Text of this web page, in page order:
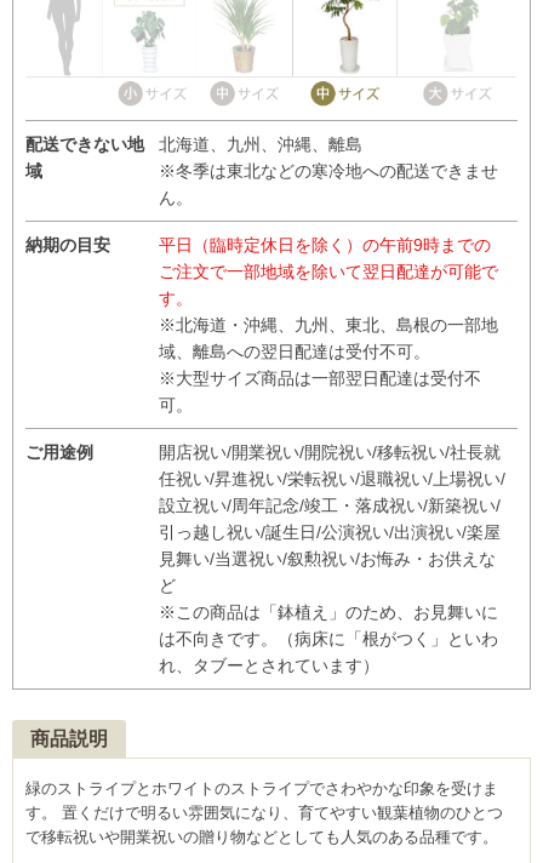
配送できない地
域
北海道、九州、沖縄、離島
※冬季は東北などの寒冷地への配送できませ
ん。
納期の目安
平日（臨時定休日を除く）の午前9時までの
ご注文で一部地域を除いて翌日配達が可能で
す。
※北海道・沖縄、九州、東北、島根の一部地
域、離島への翌日配達は受付不可。
※大型サイズ商品は一部翌日配達は受付不
可。
ご用途例
開店祝い/開業祝い/開院祝い/移転祝い/社長就
任祝い/昇進祝い/栄転祝い/退職祝い/上場祝い/
設立祝い/周年記念/竣工・落成祝い/新築祝い/
引っ越し祝い/誕生日/公演祝い/出演祝い/楽屋
見舞い/当選祝い/叙勲祝い/お悔み・お供えな
ど
※この商品は「鉢植え」のため、お見舞いに
は不向きです。（病床に「根がつく」といわ
れ、タブーとされています）
商品説明
緑のストライプとホワイトのストライプでさわやかな印象を受けま
す。 置くだけで明るい雰囲気になり、育てやすい観葉植物のひとつ
で移転祝いや開業祝いの贈り物などとしても人気のある品種です。